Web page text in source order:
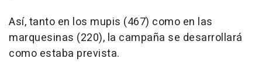
Así, tanto en los mupis (467) como en las
marquesinas (220), la campaña se desarrollará
como estaba prevista.